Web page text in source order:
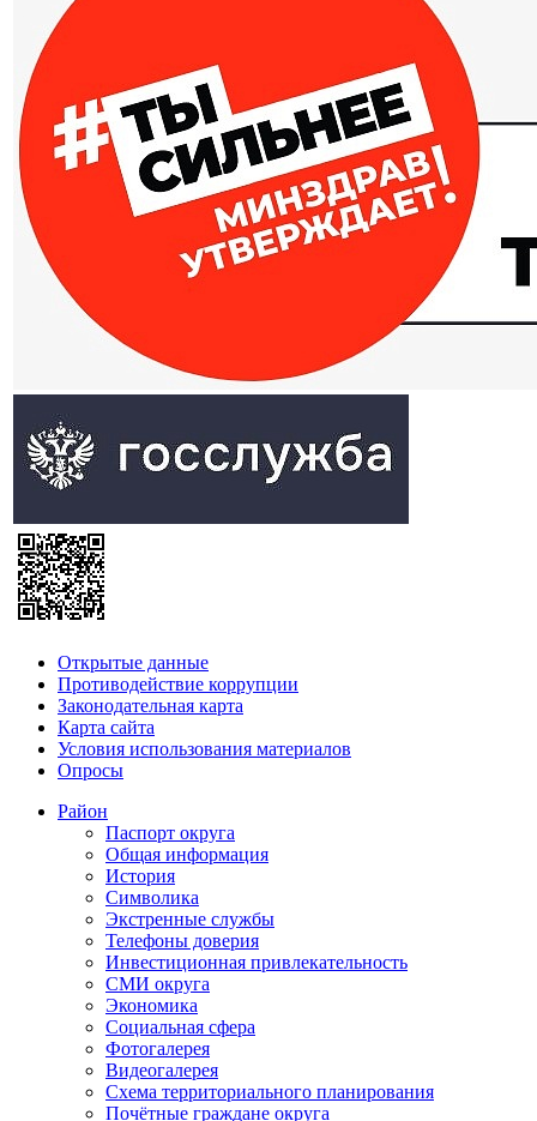
Открытые данные
Противодействие коррупции
Законодательная карта
Карта сайта
Условия использования материалов
Опросы
Район
Паспорт округа
Общая информация
История
Символика
Экстренные службы
Телефоны доверия
Инвестиционная привлекательность
СМИ округа
Экономика
Социальная сфера
Фотогалерея
Видеогалерея
Схема территориального планирования
Почётные граждане округа